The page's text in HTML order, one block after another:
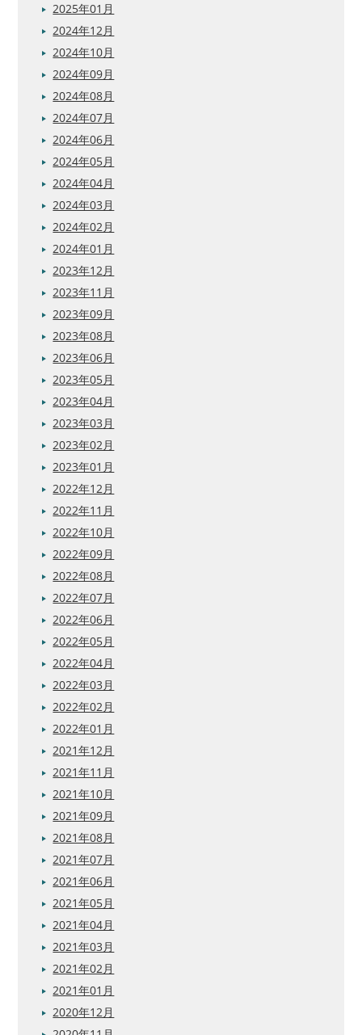
2025年01月
2024年12月
2024年10月
2024年09月
2024年08月
2024年07月
2024年06月
2024年05月
2024年04月
2024年03月
2024年02月
2024年01月
2023年12月
2023年11月
2023年09月
2023年08月
2023年06月
2023年05月
2023年04月
2023年03月
2023年02月
2023年01月
2022年12月
2022年11月
2022年10月
2022年09月
2022年08月
2022年07月
2022年06月
2022年05月
2022年04月
2022年03月
2022年02月
2022年01月
2021年12月
2021年11月
2021年10月
2021年09月
2021年08月
2021年07月
2021年06月
2021年05月
2021年04月
2021年03月
2021年02月
2021年01月
2020年12月